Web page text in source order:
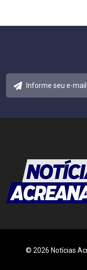
© 2026 Notícias